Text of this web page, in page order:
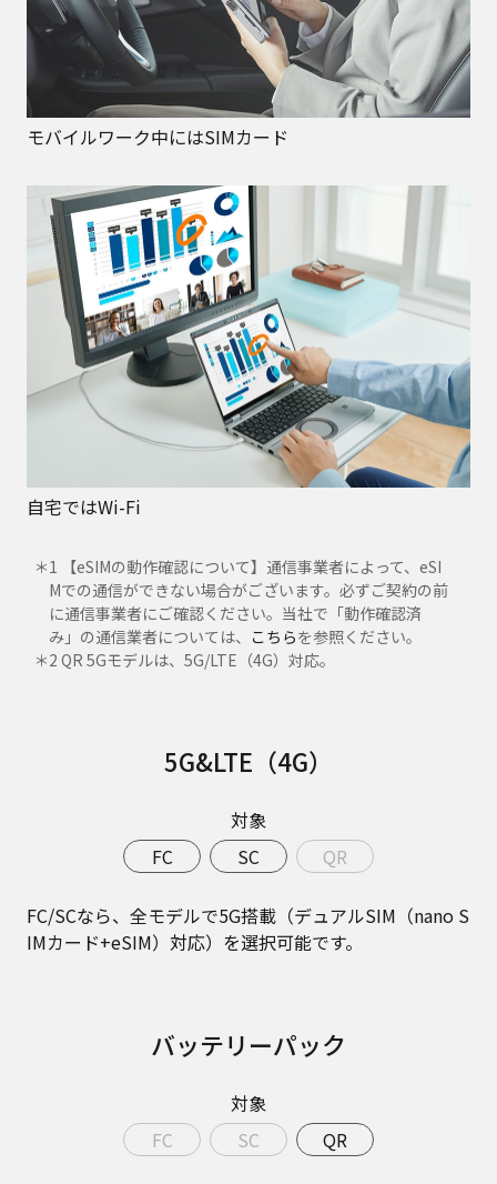
モバイルワーク中にはSIMカード
自宅ではWi-Fi
＊1 【eSIMの動作確認について】通信事業者によって、eSI
Mでの通信ができない場合がございます。必ずご契約の前
に通信事業者にご確認ください。当社で「動作確認済
み」の通信業者については、 こちらを参照ください。
＊2 QR 5Gモデルは、5G/LTE（4G）対応。
5G&LTE（4G）
対象
FC
SC QR
FC/SCなら、全モデルで5G搭載（デュアルSIM（nano S
IMカード+eSIM）対応）を選択可能です。
バッテリーパック
対象
FC
SC QR